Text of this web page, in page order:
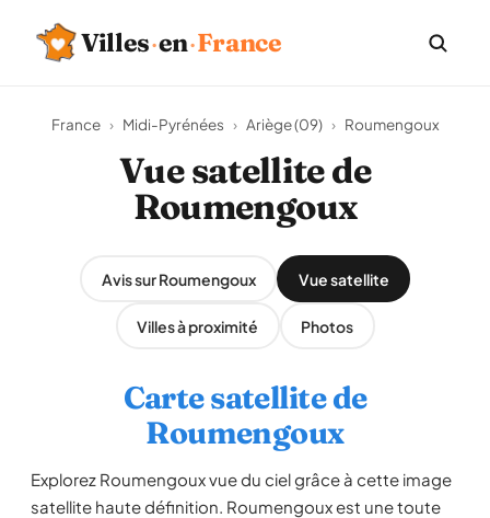
Villes·en·France
France › Midi-Pyrénées › Ariège (09) › Roumengoux
Vue satellite de
Roumengoux
Avis sur Roumengoux Vue satellite
Villes à proximité Photos
Carte satellite de
Roumengoux
Explorez Roumengoux vue du ciel grâce à cette image
satellite haute définition. Roumengoux est une toute